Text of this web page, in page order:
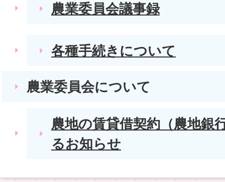
農業委員会議事録
各種手続きについて
農業委員会について
農地の賃貸借契約（農地銀
るお知らせ